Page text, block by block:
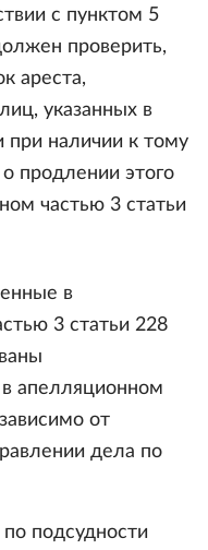
с пунктом 5
проверить,
ареста,
указанных в
при наличии к тому
продлении этого
частью 3 статьи
в
3 статьи 228
апелляционном
от
дела по
подсудности